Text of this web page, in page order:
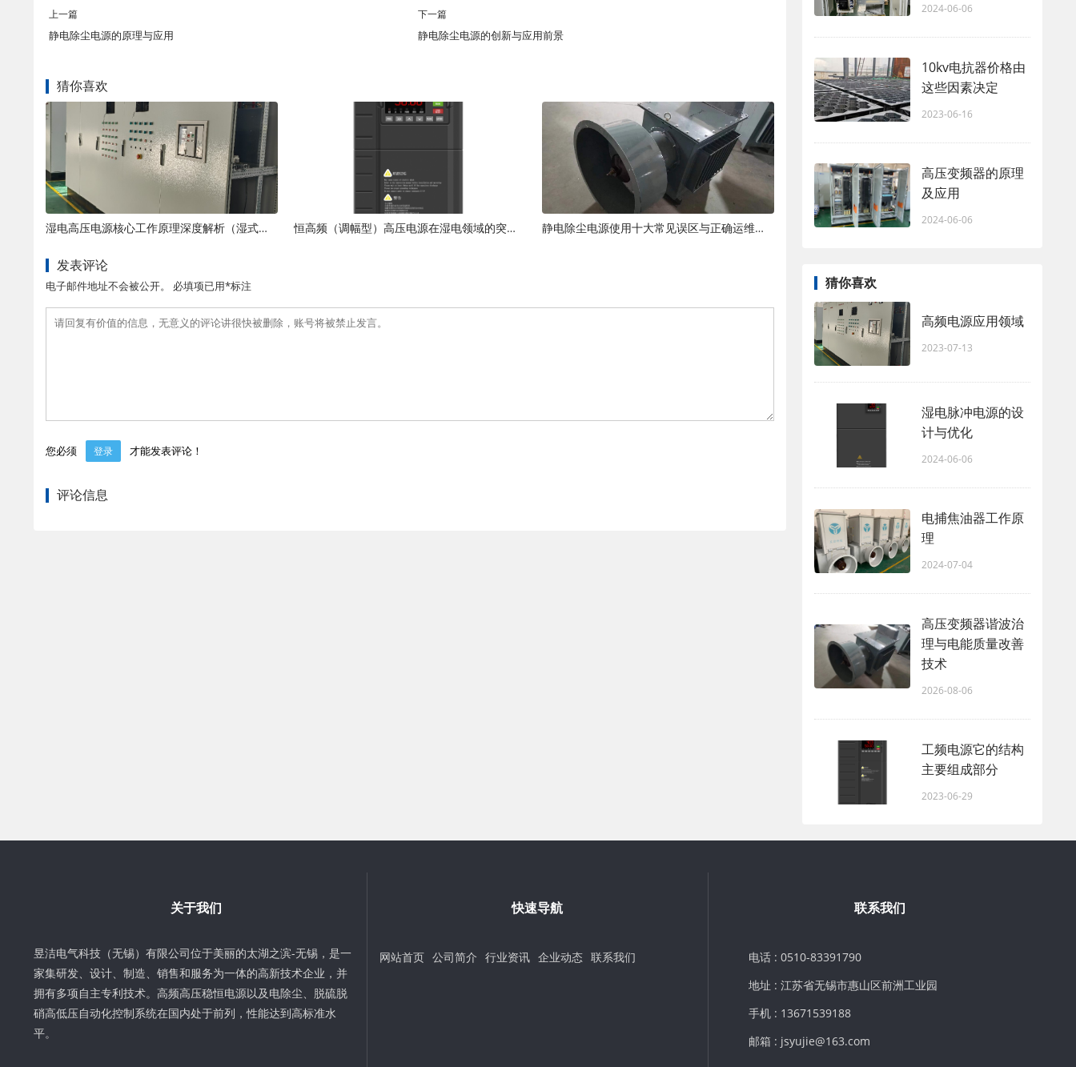
上一篇
静电除尘电源的原理与应用
下一篇
静电除尘电源的创新与应用前景
猜你喜欢
湿电高压电源核心工作原理深度解析（湿式静电除尘动力核心） 恒高频（调幅型）高压电源在湿电领域的突破：技术原理与应用优势 静电除尘电源使用十大常见误区与正确运维规范
发表评论
电子邮件地址不会被公开。 必填项已用*标注
您必须 登录 才能发表评论！
评论信息
2024-06-06
10kv电抗器价格由
这些因素决定
2023-06-16
高压变频器的原理
及应用
2024-06-06
猜你喜欢
高频电源应用领域
2023-07-13
湿电脉冲电源的设
计与优化
2024-06-06
电捕焦油器工作原
理
2024-07-04
高压变频器谐波治
理与电能质量改善
技术
2026-08-06
工频电源它的结构
主要组成部分
2023-06-29
关于我们
昱洁电气科技（无锡）有限公司位于美丽的太湖之滨-无锡，是一
家集研发、设计、制造、销售和服务为一体的高新技术企业，并
拥有多项自主专利技术。高频高压稳恒电源以及电除尘、脱硫脱
硝高低压自动化控制系统在国内处于前列，性能达到高标准水
平。
快速导航
网站首页 公司简介 行业资讯 企业动态 联系我们
联系我们
电话 : 0510-83391790
地址 : 江苏省无锡市惠山区前洲工业园
手机 : 13671539188
邮箱 : jsyujie@163.com